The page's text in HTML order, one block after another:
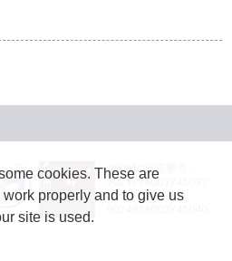
JASRAC許諾番号：
9024936001Y45037
JASRAC許諾番号：
cookies. These are
properly and to give us
site is used.